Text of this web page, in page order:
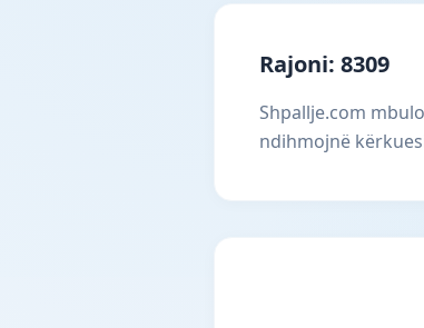
Rajoni: 8309
Shpallje.com
ndihmojnë